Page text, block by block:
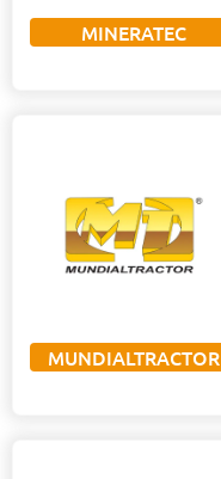
MINERATEC
MUNDIALTRACTOR